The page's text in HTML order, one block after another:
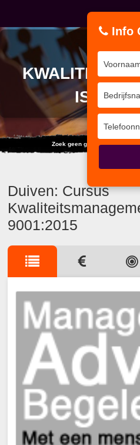
ISO
Zoek geen grote woorden als
Duiven: Cursus
9001:2015
Info